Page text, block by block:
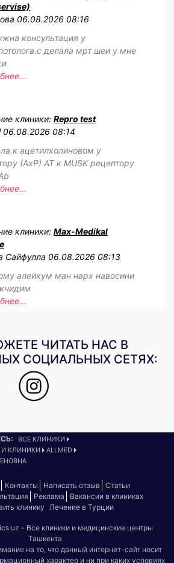
06.08.2026 08:16
консультация у
делала мрт шеи у мне
клиники: Repro test
06.08.2026 08:14
к ацетилхолиновом у
(АхР) АТ к MUSK рецептору
клиники: Max-Medikal
Сайфулла 06.08.2026 08:13
алейкум ман нарх навосини
ЧИТАТЬ НАС В
СОЦИАЛЬНЫХ СЕТЯХ:
ВСЕ КЛИНИКИ
КЛИНИКИ
ALLMED
Контакты Написать отзыв
Статьи
Реклама
Вакансии в клиниках
клинику
Лечение в Турции
- Все клиники и медицинские центры
Ташкента
на то, что данный интернет-сайт носит
характер и ни при каких условиях